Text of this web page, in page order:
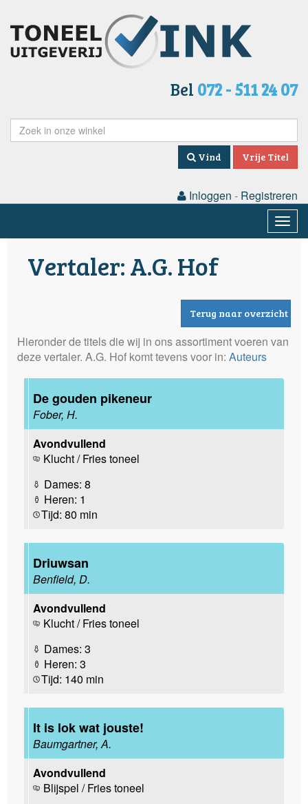
Bel 072 - 511 24 07
Vind Vrije Titel
Inloggen - Registreren
Vertaler: A.G. Hof
Terug naar overzicht
Hieronder de titels die wij in ons assortiment voeren van
deze vertaler. A.G. Hof komt tevens voor in: Auteurs
De gouden pikeneur
Fober, H.
Avondvullend
Klucht / Fries toneel
Dames: 8
Heren: 1
Tijd: 80 min
Driuwsan
Benfield, D.
Avondvullend
Klucht / Fries toneel
Dames: 3
Heren: 3
Tijd: 140 min
It is lok wat jouste!
Baumgartner, A.
Avondvullend
Blijspel / Fries toneel